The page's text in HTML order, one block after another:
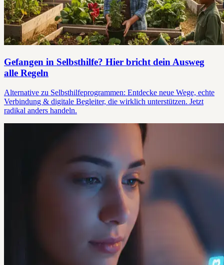
Gefangen in Selbsthilfe? Hier bricht dein Ausweg
alle Regeln
Alternative zu Selbsthilfeprogrammen: Entdecke neue Wege, echte
Verbindung & digitale Begleiter, die wirklich unterstützen. Jetzt
radikal anders handeln.